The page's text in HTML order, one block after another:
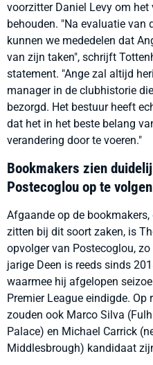
voorzitter Daniel Levy om
behouden. "Na evaluatie van
kunnen we mededelen dat
van zijn taken", schrijft
statement. "Ange zal altijd
manager in de clubhistorie
bezorgd. Het bestuur heeft
dat het in het beste belang
verandering door te voeren."
Bookmakers zien
Postecoglou op te volgen
Afgaande op de
zitten bij dit soort zaken, is
opvolger van Postecoglou,
jarige Deen is reeds sinds
waarmee hij afgelopen
Premier League eindigde.
zouden ook Marco Silva
Palace) en Michael Carrick
Middlesbrough) kandidaat